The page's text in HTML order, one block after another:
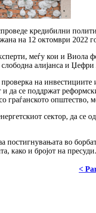
кредибилни
на 12 октомври 2022
меѓу кои и
алијанса и
на
и да се поддржат
граѓанското општество,
сектор, да
постигнувањата во
како и бројот на пресуди.
<